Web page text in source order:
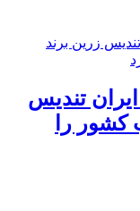
تندیس
را